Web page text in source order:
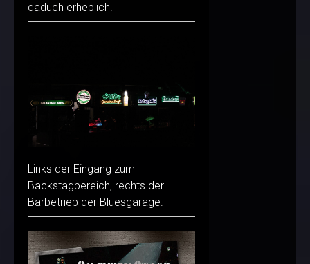
daduch erheblich.
Links der Eingang zum
Backstagbereich, rechts der
Barbetrieb der Bluesgarage.